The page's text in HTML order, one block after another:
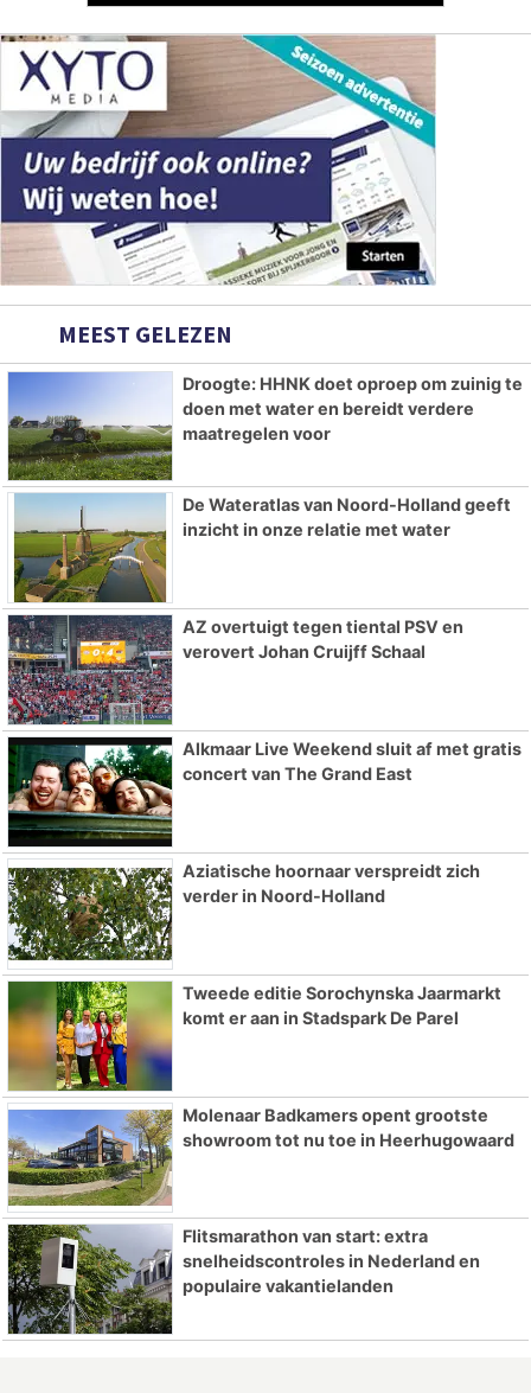
MEEST GELEZEN
Droogte: HHNK doet oproep om zuinig te
doen met water en bereidt verdere
maatregelen voor
De Wateratlas van Noord-Holland geeft
inzicht in onze relatie met water
AZ overtuigt tegen tiental PSV en
verovert Johan Cruijff Schaal
Alkmaar Live Weekend sluit af met gratis
concert van The Grand East
Aziatische hoornaar verspreidt zich
verder in Noord-Holland
Tweede editie Sorochynska Jaarmarkt
komt er aan in Stadspark De Parel
Molenaar Badkamers opent grootste
showroom tot nu toe in Heerhugowaard
Flitsmarathon van start: extra
snelheidscontroles in Nederland en
populaire vakantielanden